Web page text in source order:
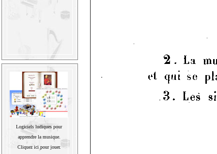
Logiciels ludiques pour
apprendre la musique.
Cliquez ici pour jouer.